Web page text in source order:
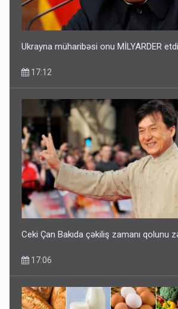
Ukrayna müharibəsi onu MİLYARDER etdi
17:12
Ceki Çan Bakıda çəkiliş zamanı qolunu
17:06